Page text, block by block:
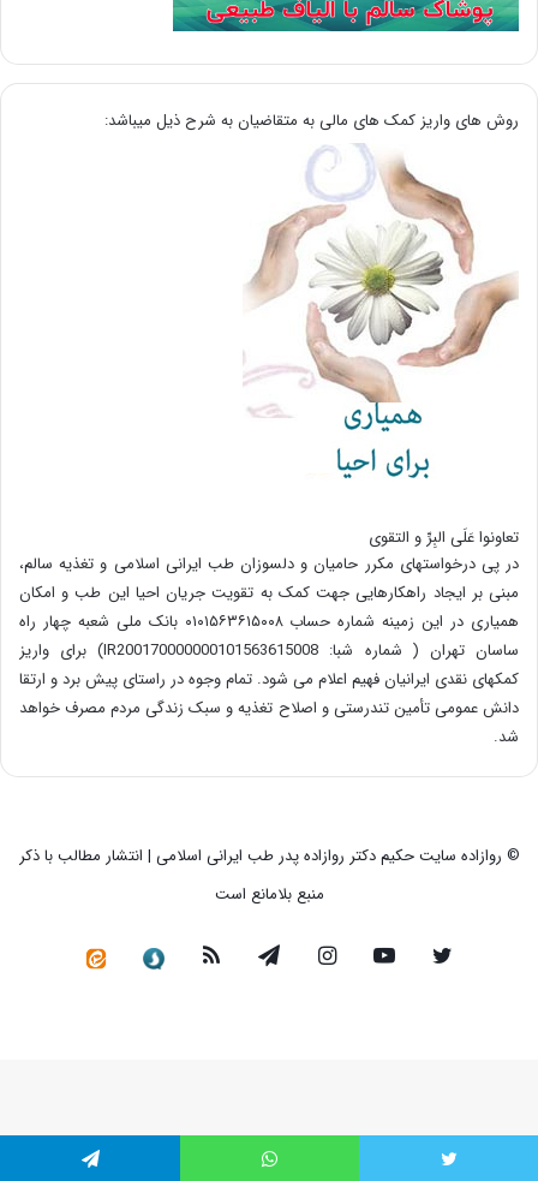
روش های واریز کمک های مالی به متقاضیان به شرح ذیل میباشد:
تعاونوا عَلَی البِرِّ و التقوی
در پی درخواستهای مکرر حامیان و دلسوزان طب ایرانی اسلامی و تغذیه سالم،
مبنی بر ایجاد راهکارهایی جهت کمک به تقویت جریان احیا این طب و امکان
همیاری در این زمینه شماره حساب ۰۱۰۱۵۶۳۶۱۵۰۰۸ بانک ملی شعبه چهار راه
ساسان تهران ( شماره شبا: IR200170000000101563615008) برای واریز
کمکهای نقدی ایرانیان فهیم اعلام می شود. تمام وجوه در راستای پیش برد و ارتقا
دانش عمومی تأمین تندرستی و اصلاح تغذیه و سبک زندگی مردم مصرف خواهد
شد.
© روازاده سایت حکیم دکتر روازاده پدر طب ایرانی اسلامی | انتشار مطالب با ذکر
منبع بلامانع است
توییتر یوتیوب اینستاگرامتلگرام خوراک سروش
ایتا